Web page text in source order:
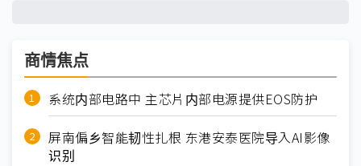
商情焦点
系统内部电路中 主芯片内部电源提供EOS防护
屏南偏乡智能韧性扎根 东港安泰医院导入AI影像
识别